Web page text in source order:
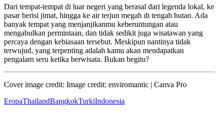
Dari tempat-tempat di luar negeri yang berasal dari legenda lokal, ke
pasar berisi jimat, hingga ke air terjun megah di tengah hutan. Ada
banyak tempat yang menjanjikanmu keberuntungan atau
mengabulkan permintaan, dan tidak sedikit juga wisatawan yang
percaya dengan kebiasaan tersebut. Meskipun nantinya tidak
terwujud, yang terpenting adalah kamu akan mendapatkan
pengalam seru ketika berwisata. Bukan begitu?
Cover image credit: Image credit: enviromantic | Canva Pro
EropaThailandBangkokTurkiIndonesia